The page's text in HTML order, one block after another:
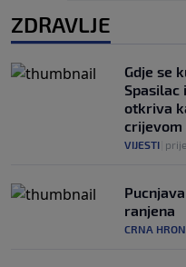
ZDRAVLJE
Gdje se
Spasilac
otkriva
crijevom
VIJESTI
ranjena
CRNA